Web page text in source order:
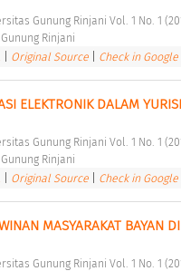
Gunung Rinjani Vol. 1 No. 1
Rinjani
Original Source Check in
ELEKTRONIK DALAM
Gunung Rinjani Vol. 1 No. 1
Rinjani
Original Source Check in
MASYARAKAT BAYAN
Gunung Rinjani Vol. 1 No. 1